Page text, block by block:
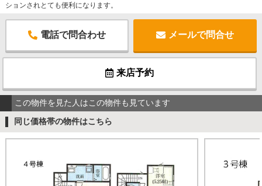
ションされとても便利になります。
電話で問合わせ メールで問合せ
来店予約
この物件を見た人はこの物件も見ています
同じ価格帯の物件はこちら